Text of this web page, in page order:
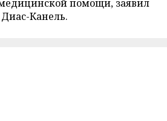
помощи, заявил
Канель.